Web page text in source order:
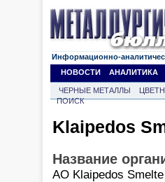
Информационно-
НОВОСТИ
АНАЛИТИКА
ЧЕРНЫЕ МЕТАЛЛЫ
ПОИСК
Klaipedos
Название
АО Klaipedos Smelte